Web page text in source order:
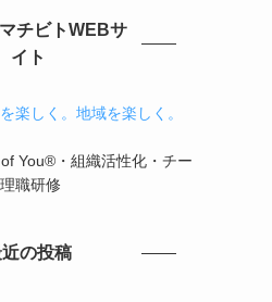
チビトWEBサ
イト
楽しく。地域を楽しく。
You®・組織活性化・チー
職研修
の投稿